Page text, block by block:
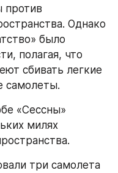
против
Однако
было
полагая, что
сбивать легкие
самолеты.
«Сессны»
милях
три самолета